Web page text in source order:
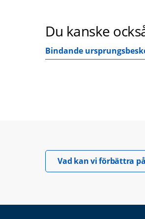
Du kanske
Bindande
Vad kan vi förbättra